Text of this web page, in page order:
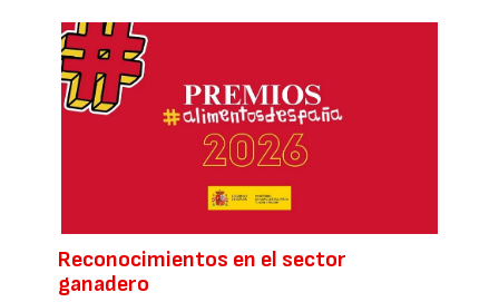
Reconocimientos en el sector
ganadero